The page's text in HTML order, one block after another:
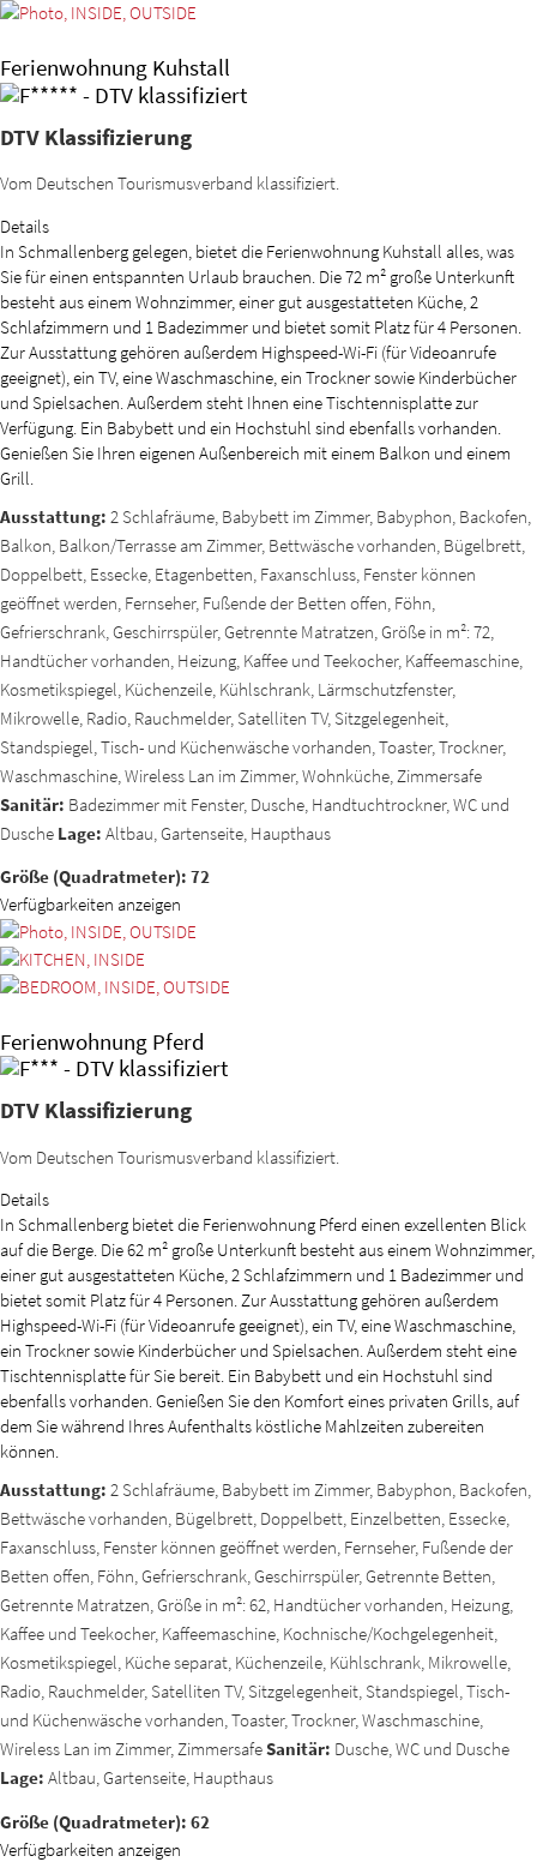
Ferienwohnung Kuhstall
DTV Klassifizierung
Vom Deutschen Tourismusverband klassifiziert.
Details
In Schmallenberg gelegen, bietet die Ferienwohnung Kuhstall alles, was
Sie für einen entspannten Urlaub brauchen. Die 72 m² große Unterkunft
besteht aus einem Wohnzimmer, einer gut ausgestatteten Küche, 2
Schlafzimmern und 1 Badezimmer und bietet somit Platz für 4 Personen.
Zur Ausstattung gehören außerdem Highspeed-Wi-Fi (für Videoanrufe
geeignet), ein TV, eine Waschmaschine, ein Trockner sowie Kinderbücher
und Spielsachen. Außerdem steht Ihnen eine Tischtennisplatte zur
Verfügung. Ein Babybett und ein Hochstuhl sind ebenfalls vorhanden.
Genießen Sie Ihren eigenen Außenbereich mit einem Balkon und einem
Grill.
Ausstattung: 2 Schlafräume, Babybett im Zimmer, Babyphon, Backofen,
Balkon, Balkon/Terrasse am Zimmer, Bettwäsche vorhanden, Bügelbrett,
Doppelbett, Essecke, Etagenbetten, Faxanschluss, Fenster können
geöffnet werden, Fernseher, Fußende der Betten offen, Föhn,
Gefrierschrank, Geschirrspüler, Getrennte Matratzen, Größe in m²: 72,
Handtücher vorhanden, Heizung, Kaffee und Teekocher, Kaffeemaschine,
Kosmetikspiegel, Küchenzeile, Kühlschrank, Lärmschutzfenster,
Mikrowelle, Radio, Rauchmelder, Satelliten TV, Sitzgelegenheit,
Standspiegel, Tisch- und Küchenwäsche vorhanden, Toaster, Trockner,
Waschmaschine, Wireless Lan im Zimmer, Wohnküche, Zimmersafe
Sanitär: Badezimmer mit Fenster, Dusche, Handtuchtrockner, WC und
Dusche Lage: Altbau, Gartenseite, Haupthaus
Größe (Quadratmeter): 72
Verfügbarkeiten anzeigen
Ferienwohnung Pferd
DTV Klassifizierung
Vom Deutschen Tourismusverband klassifiziert.
Details
In Schmallenberg bietet die Ferienwohnung Pferd einen exzellenten Blick
auf die Berge. Die 62 m² große Unterkunft besteht aus einem Wohnzimmer,
einer gut ausgestatteten Küche, 2 Schlafzimmern und 1 Badezimmer und
bietet somit Platz für 4 Personen. Zur Ausstattung gehören außerdem
Highspeed-Wi-Fi (für Videoanrufe geeignet), ein TV, eine Waschmaschine,
ein Trockner sowie Kinderbücher und Spielsachen. Außerdem steht eine
Tischtennisplatte für Sie bereit. Ein Babybett und ein Hochstuhl sind
ebenfalls vorhanden. Genießen Sie den Komfort eines privaten Grills, auf
dem Sie während Ihres Aufenthalts köstliche Mahlzeiten zubereiten
können.
Ausstattung: 2 Schlafräume, Babybett im Zimmer, Babyphon, Backofen,
Bettwäsche vorhanden, Bügelbrett, Doppelbett, Einzelbetten, Essecke,
Faxanschluss, Fenster können geöffnet werden, Fernseher, Fußende der
Betten offen, Föhn, Gefrierschrank, Geschirrspüler, Getrennte Betten,
Getrennte Matratzen, Größe in m²: 62, Handtücher vorhanden, Heizung,
Kaffee und Teekocher, Kaffeemaschine, Kochnische/Kochgelegenheit,
Kosmetikspiegel, Küche separat, Küchenzeile, Kühlschrank, Mikrowelle,
Radio, Rauchmelder, Satelliten TV, Sitzgelegenheit, Standspiegel, Tisch-
und Küchenwäsche vorhanden, Toaster, Trockner, Waschmaschine,
Wireless Lan im Zimmer, ZimmersafeSanitär: Dusche, WC und Dusche
Lage: Altbau, Gartenseite, Haupthaus
Größe (Quadratmeter): 62
Verfügbarkeiten anzeigen